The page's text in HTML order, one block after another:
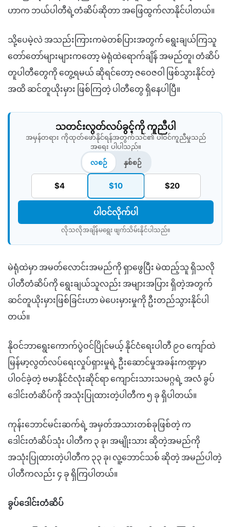
ဟာက ဘယ်ပါတီရဲ့တံဆိပ်ဆိုတာ အဖြေထွက်လာနိုင်ပါတယ်။
သို့ပေမဲ့လဲ အသည်းကြားကမဲတစ်ပြားအတွက် ရွေးချယ်ကြသူ
တော်တော်များများကတော့ မဲရုံထဲရောက်ချိန် အမည်တူ၊ တံဆိပ်
တူပါတီတွေကို တွေ့ရမယ် ဆိုရင်တော့ ဇဝေဇဝါ ဖြစ်သွားနိုင်တဲ့
အထိ ဆင်တူယိုးမှား ဖြစ်ကြတဲ့ ပါတီတွေ ရှိနေပါပြီ။
သတင်းလွတ်လပ်ခွင့်ကို ကူညီပါ
အမှန်တရား ကိုထုတ်ဖော်နိုင်ရန်အတွက်သင်၏ ပါဝင်ကူညီမှုသည်
အရေး ပါပါသည်။
လစဉ်
နှစ်စဉ်
$4 $10 $20
ပါဝင်လိုက်ပါ
လိုသလိုအချိန်မရွေး ဖျက်သိမ်းနိုင်ပါသည်။​
မဲရုံထဲမှာ အမတ်လောင်းအမည်ကို ရှာဖွေပြီး မဲထည့်သူ ရှိသလို
ပါတီတံဆိပ်ကို ရွေးချယ်သူလည်း အများအပြား ရှိတဲ့အတွက်
ဆင်တူယိုးမှားဖြစ်ခြင်းဟာ မဲပေးမှားမှုကို ဦးတည်သွားနိုင်ပါ
တယ်။
နိုဝင်ဘာရွေးကောက်ပွဲဝင်ပြိုင်မယ့် နိုင်ငံရေးပါတီ ၉ဝ ကျော်ထဲ
မြန်မာ့လွတ်လပ်ရေးလှုပ်ရှားမှုရဲ့ ဦးဆောင်မှုအခန်းကဏ္ဍမှာ
ပါဝင်ခဲ့တဲ့ ဗမာနိုင်ငံလုံးဆိုင်ရာ ကျောင်းသားသမဂ္ဂရဲ့ အလံ ခွပ်
ဒေါင်းတံဆိပ်ကို အသုံးပြုထားတဲ့ပါတီက ၅ ခု ရှိပါတယ်။
ကုန်းဘောင်မင်းဆက်ရဲ့ အမှတ်အသားတစ်ခုဖြစ်တဲ့ က
ဒေါင်းတံဆိပ်သုံး ပါတီက ၃ ခု၊ အမျိုးသား ဆိုတဲ့အမည်ကို
အသုံးပြုထားတဲ့ပါတီက ၃၃ ခု၊ လူ့ဘောင်သစ် ဆိုတဲ့ အမည်ပါတဲ့
ပါတီကလည်း ၄ ခု ရှိကြပါတယ်။
ခွပ်ဒေါင်းတံဆိပ်